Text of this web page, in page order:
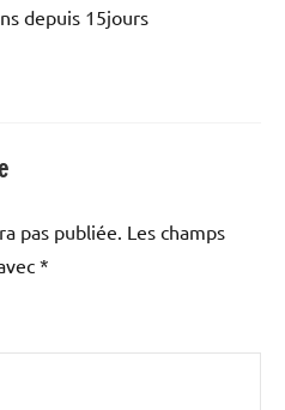
depuis 15jours
pas publiée. Les champs
*